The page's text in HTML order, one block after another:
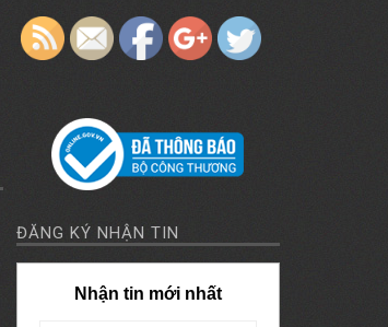
ĐĂNG KÝ NHẬN TIN
Nhận tin mới nhất